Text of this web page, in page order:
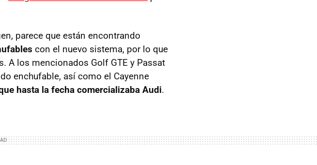
parece que están encontrando
con el nuevo sistema, por lo que
A los mencionados Golf GTE y Passat
enchufable, así como el Cayenne
hasta la fecha comercializaba Audi.